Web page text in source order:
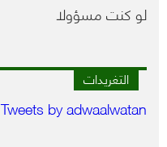
لو كنت مسؤولا
التغريدات
Tweets by adwaalwatan